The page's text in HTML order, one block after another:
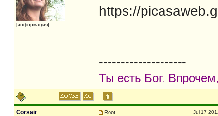
[информация]
https://
--------------------
Ты есть Бог.
Corsair Root Jul 17